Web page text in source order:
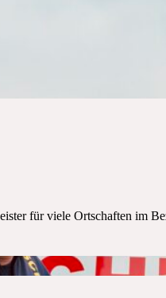
für viele Ortschaften im